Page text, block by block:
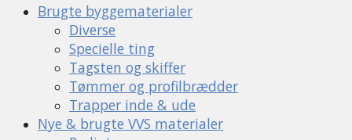
Brugte byggematerialer
Diverse
Specielle ting
Tagsten og skiffer
Tømmer og profilbrædder
Trapper inde & ude
Nye & brugte VVS materialer